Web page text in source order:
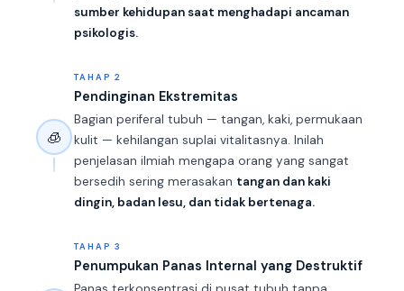
sumber kehidupan saat menghadapi ancaman
psikologis.
🧊
TAHAP 2
Pendinginan Ekstremitas
Bagian periferal tubuh — tangan, kaki, permukaan
kulit — kehilangan suplai vitalitasnya. Inilah
penjelasan ilmiah mengapa orang yang sangat
bersedih sering merasakan tangan dan kaki
dingin, badan lesu, dan tidak bertenaga.
TAHAP 3
Penumpukan Panas Internal yang Destruktif